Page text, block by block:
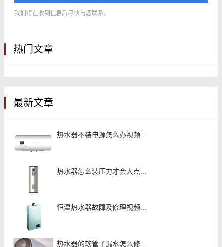
我们将在收到信息后尽快与您联系。
热门文章
最新文章
热水器不装电源怎么办视频...
热水器怎么装压力才会大点...
恒温热水器故障及修理视频...
热水器的软管子漏水怎么修...